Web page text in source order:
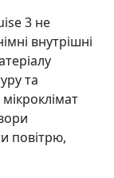
3 не
внутрішні
та
повітрю,